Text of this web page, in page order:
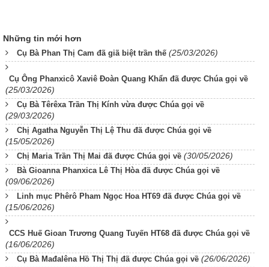
Những tin mới hơn
Cụ Bà Phan Thị Cam đã giã biệt trần thế (25/03/2026)
Cụ Ông Phanxicô Xaviê Đoàn Quang Khẩn đã được Chúa gọi về
(25/03/2026)
Cụ Bà Têrêxa Trần Thị Kính vừa được Chúa gọi về
(29/03/2026)
Chị Agatha Nguyễn Thị Lệ Thu đã được Chúa gọi về
(15/05/2026)
Chị Maria Trần Thị Mai đã được Chúa gọi về (30/05/2026)
Bà Gioanna Phanxica Lê Thị Hòa đã được Chúa gọi về
(09/06/2026)
Linh mục Phêrô Pham Ngọc Hoa HT69 đã được Chúa gọi về
(15/06/2026)
CCS Huế Gioan Trương Quang Tuyến HT68 đã được Chúa gọi về
(16/06/2026)
Cụ Bà Mađalêna Hồ Thị Thị đã được Chúa gọi về (26/06/2026)